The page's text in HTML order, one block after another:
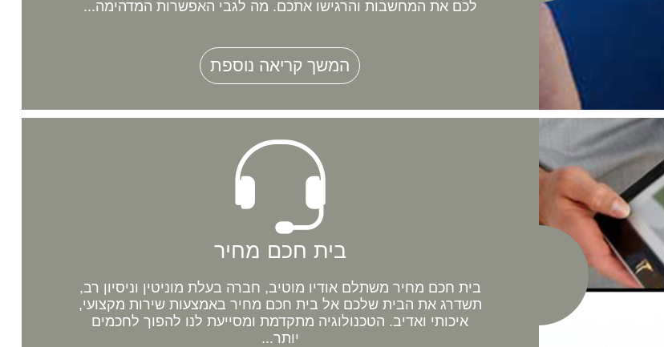
לכם את המחשבות והרגישו אתכם. מה לגבי האפשרות המדהימה...
המשך קריאה נוספת
בית חכם מחיר
בית חכם מחיר משתלם אודיו מוטיב, חברה בעלת מוניטין וניסיון רב,
תשדרג את הבית שלכם אל בית חכם מחיר באמצעות שירות מקצועי,
איכותי ואדיב. הטכנולוגיה מתקדמת ומסייעת לנו להפוך לחכמים
יותר...